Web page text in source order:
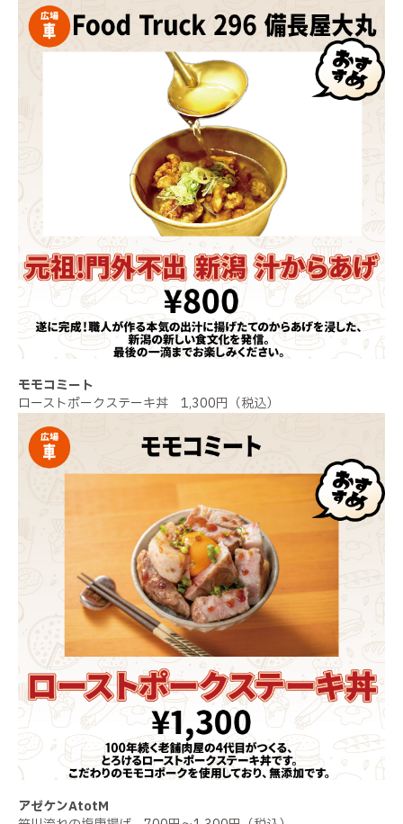
モモコミート
ローストポークステーキ丼 1,300円（税込）
アゼケンAtotM